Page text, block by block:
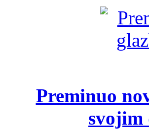
Preminuo
svojim